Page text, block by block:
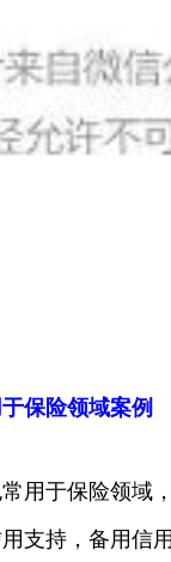
保险领域案例
用于保险领域
支持，备用信